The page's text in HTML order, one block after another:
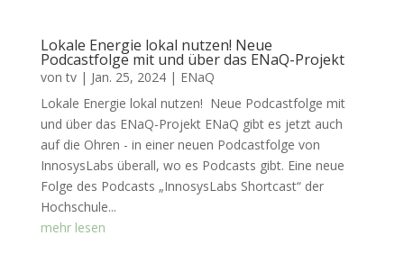
Lokale Energie lokal nutzen! Neue
Podcastfolge mit und über das ENaQ-Projekt
vontv| Jan. 25, 2024| ENaQ
Lokale Energie lokal nutzen! Neue Podcastfolge mit
und über das ENaQ-Projekt ENaQ gibt es jetzt auch
auf die Ohren - in einer neuen Podcastfolge von
InnosysLabs überall, wo es Podcasts gibt. Eine neue
Folge des Podcasts „InnosysLabs Shortcast“ der
Hochschule...
mehr lesen